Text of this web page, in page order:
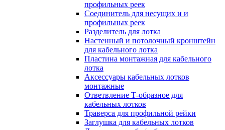
профильных реек
Соединитель для несущих и и
профильных реек
Разделитель для лотка
Настенный и потолочный кронштейн
для кабельного лотка
Пластина монтажная для кабельного
лотка
Аксессуары кабельных лотков
монтажные
Ответвление Т-образное для
кабельных лотков
Траверса для профильной рейки
Заглушка для кабельных лотков